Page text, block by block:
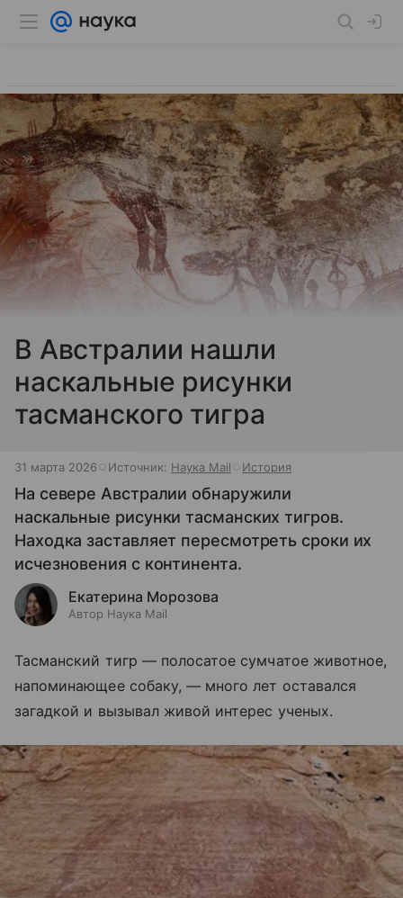
В Австралии нашли
наскальные рисунки
тасманского тигра
31 марта 2026 Источник: Наука Mail История
На севере Австралии обнаружили
наскальные рисунки тасманских тигров.
Находка заставляет пересмотреть сроки их
исчезновения с континента.
Екатерина Морозова
Автор Наука Mail
Тасманский тигр — полосатое сумчатое животное,
напоминающее собаку, — много лет оставался
загадкой и вызывал живой интерес ученых.